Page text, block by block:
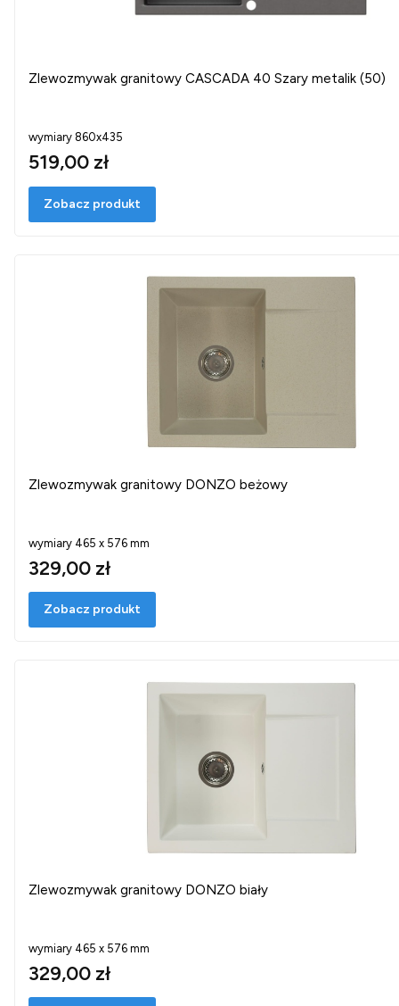
Zlewozmywak granitowy CASCADA 40 Szary metalik (50)
wymiary 860x435
519,00 zł
Zobacz produkt
Zlewozmywak granitowy DONZO beżowy
wymiary 465 x 576 mm
329,00 zł
Zobacz produkt
Zlewozmywak granitowy DONZO biały
wymiary 465 x 576 mm
329,00 zł